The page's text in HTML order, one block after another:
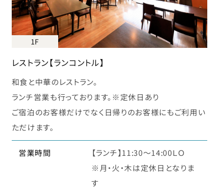
レストラン【ランコントル】
和食と中華のレストラン。
ランチ営業も行っております。※定休日あり
ご宿泊のお客様だけでなく日帰りのお客様にもご利用い
ただけます。
営業時間
【ランチ】11:30～14:00ＬＯ
※月・火・木は定休日となりま
す
1F